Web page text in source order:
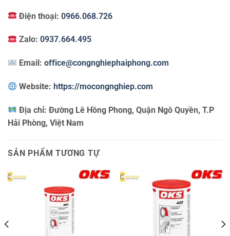
Điện thoại:0966.068.726
Zalo:0937.664.495
Email:office@congnghiephaiphong.com
Website:https://mocongnghiep.com
Địa chỉ:Đường Lê Hồng Phong, Quận Ngô Quyền, T.P
Hải Phòng, Việt Nam
SẢN PHẨM TƯƠNG TỰ